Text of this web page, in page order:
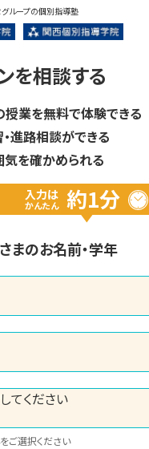
ループの個別指導塾
を相談する
業を無料で体験できる
進路相談ができる
を確かめられる
入力は
かんたん 約1分
まのお名前・学年
ご選択ください